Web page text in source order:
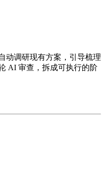
动调研现有方案，引导梳理
AI 审查，拆成可执行的阶